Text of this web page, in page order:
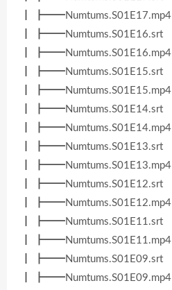
┃ ┣━━Numtums.S01E17.mp4
┃ ┣━━Numtums.S01E16.srt
┃ ┣━━Numtums.S01E16.mp4
┃ ┣━━Numtums.S01E15.srt
┃ ┣━━Numtums.S01E15.mp4
┃ ┣━━Numtums.S01E14.srt
┃ ┣━━Numtums.S01E14.mp4
┃ ┣━━Numtums.S01E13.srt
┃ ┣━━Numtums.S01E13.mp4
┃ ┣━━Numtums.S01E12.srt
┃ ┣━━Numtums.S01E12.mp4
┃ ┣━━Numtums.S01E11.srt
┃ ┣━━Numtums.S01E11.mp4
┃ ┣━━Numtums.S01E09.srt
┃ ┣━━Numtums.S01E09.mp4